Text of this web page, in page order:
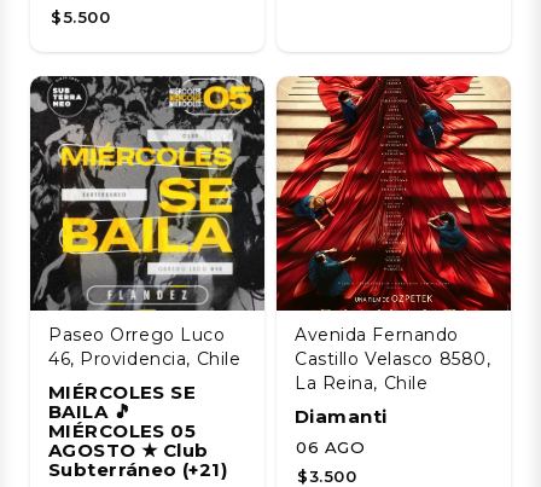
$5.500
Paseo Orrego Luco
46, Providencia, Chile
MIÉRCOLES SE
BAILA 🎵
MIÉRCOLES 05
AGOSTO ★ Club
Subterráneo (+21)
Avenida Fernando
Castillo Velasco 8580,
La Reina, Chile
Diamanti
06 AGO
$3.500